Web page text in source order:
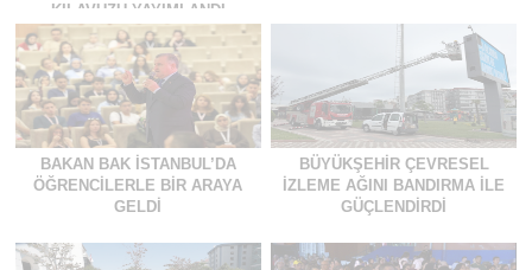
KILAVUZU YAYIMLANDI
BAKAN BAK İSTANBUL’DA
ÖĞRENCILERLE BIR ARAYA
GELDI
BÜYÜKŞEHIR ÇEVRESEL
İZLEME AĞINI BANDIRMA ILE
GÜÇLENDIRDI